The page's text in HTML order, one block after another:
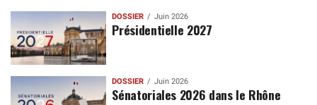
DOSSIER Juin 2026
Présidentielle 2027
DOSSIER Juin 2026
Sénatoriales 2026 dans le Rhône